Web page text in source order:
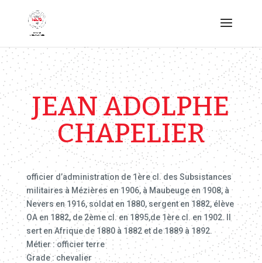
JEAN ADOLPHE
CHAPELIER
officier d’administration de 1ère cl. des Subsistances
militaires à Mézières en 1906, à Maubeuge en 1908, à
Nevers en 1916, soldat en 1880, sergent en 1882, élève
OA en 1882, de 2ème cl. en 1895,de 1ère cl. en 1902. Il
sert en Afrique de 1880 à 1882 et de 1889 à 1892.
Métier : officier terre
Grade : chevalier